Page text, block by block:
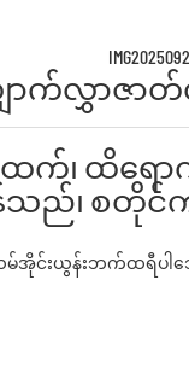
ာက်လွှာဇာတ်
ထက်၊ ထိရေ
သည်၊ စတိုင်